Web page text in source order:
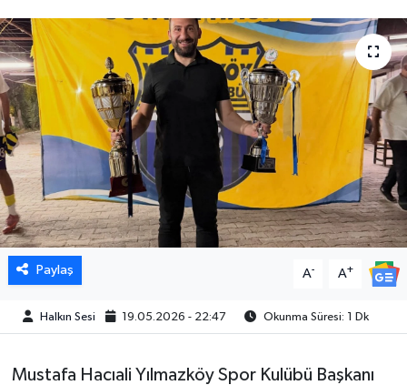
Paylaş A- A+
Halkın Sesi 19.05.2026 - 22:47 Okunma Süresi: 1 Dk
Mustafa Hacıali Yılmazköy Spor Kulübü Başkanı
Haber Arşivi